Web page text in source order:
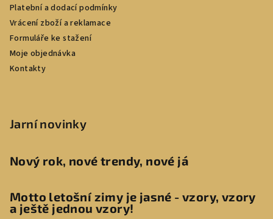
Platební a dodací podmínky
Vrácení zboží a reklamace
Formuláře ke stažení
Moje objednávka
Kontakty
Jarní novinky
Nový rok, nové trendy, nové já
Motto letošní zimy je jasné - vzory, vzory
a ještě jednou vzory!